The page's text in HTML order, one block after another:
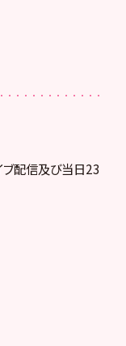
配信及び当日23